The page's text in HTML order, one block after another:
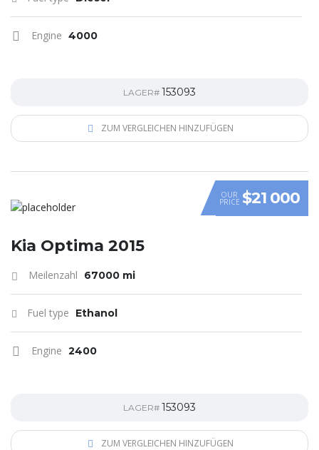
Engine 4000
LAGER# 153093
ZUM VERGLEICHEN HINZUFÜGEN
OUR
PRICE $21 000
Kia Optima 2015
Meilenzahl 67000 mi
Fuel type Ethanol
Engine 2400
LAGER# 153093
ZUM VERGLEICHEN HINZUFÜGEN